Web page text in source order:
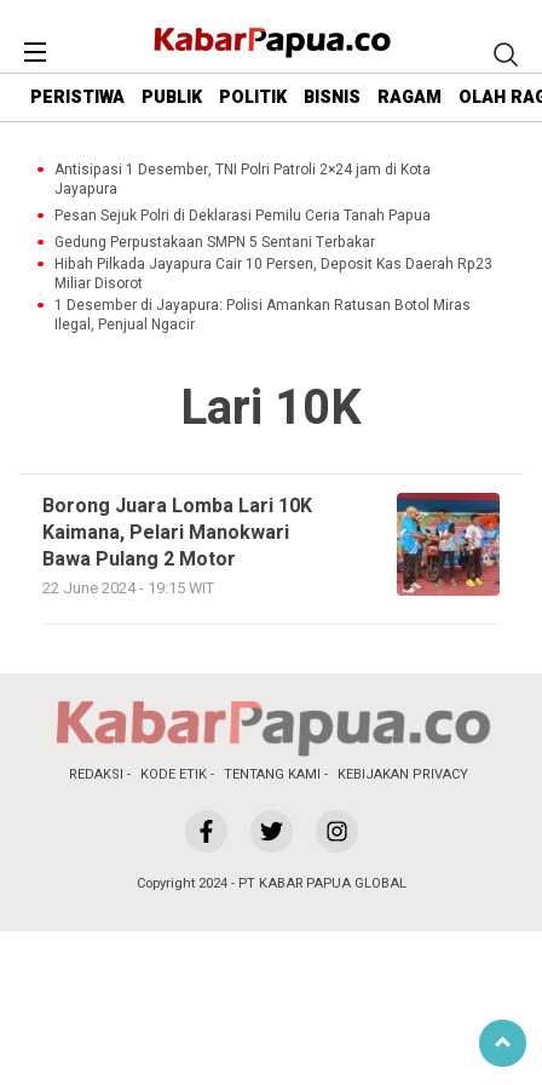
PERISTIWA PUBLIK POLITIK BISNIS RAGAM OLAH
Antisipasi 1 Desember, TNI Polri Patroli 2×24 jam di Kota
Jayapura
Pesan Sejuk Polri di Deklarasi Pemilu Ceria Tanah Papua
Gedung Perpustakaan SMPN 5 Sentani Terbakar
Hibah Pilkada Jayapura Cair 10 Persen, Deposit Kas Daerah Rp23
Miliar Disorot
1 Desember di Jayapura: Polisi Amankan Ratusan Botol Miras
Ilegal, Penjual Ngacir
Lari 10K
Borong Juara Lomba Lari 10K
Kaimana, Pelari Manokwari
Bawa Pulang 2 Motor
22 June 2024 - 19:15 WIT
REDAKSI KODE ETIK TENTANG KAMI KEBIJAKAN PRIVACY
Copyright 2024 - PT KABAR PAPUA GLOBAL